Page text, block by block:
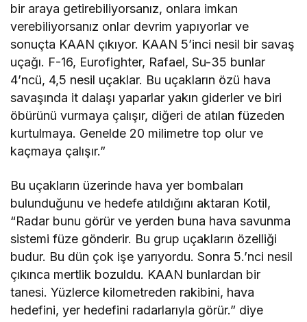
bir araya getirebiliyorsanız, onlara imkan
verebiliyorsanız onlar devrim yapıyorlar ve
sonuçta KAAN çıkıyor. KAAN 5’inci nesil bir savaş
uçağı. F-16, Eurofighter, Rafael, Su-35 bunlar
4’ncü, 4,5 nesil uçaklar. Bu uçakların özü hava
savaşında it dalaşı yaparlar yakın giderler ve biri
öbürünü vurmaya çalışır, diğeri de atılan füzeden
kurtulmaya. Genelde 20 milimetre top olur ve
kaçmaya çalışır.”
Bu uçakların üzerinde hava yer bombaları
bulunduğunu ve hedefe atıldığını aktaran Kotil,
“Radar bunu görür ve yerden buna hava savunma
sistemi füze gönderir. Bu grup uçakların özelliği
budur. Bu dün çok işe yarıyordu. Sonra 5.’nci nesil
çıkınca mertlik bozuldu. KAAN bunlardan bir
tanesi. Yüzlerce kilometreden rakibini, hava
hedefini, yer hedefini radarlarıyla görür.” diye